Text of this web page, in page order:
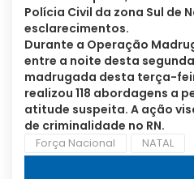
Polícia Civil da zona Sul de
esclarecimentos.
Durante a Operação
entre a noite desta
madrugada desta terça-
realizou 118 abordagens a
atitude suspeita. A ação
de criminalidade no RN.
Força Nacional NATAL